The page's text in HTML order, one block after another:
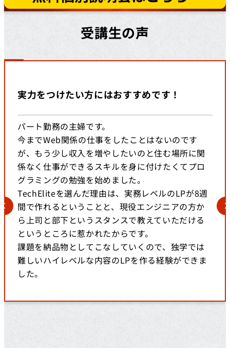
受講生の声
実力をつけたい方にはおすすめです！
パート勤務の主婦です。
今までWeb関係の仕事をしたことはないのです
が、もう少し収入を増やしたいのと住む場所に関
係なく仕事ができるスキルを身に付けたくてプロ
グラミングの勉強を始めました。
TechEliteを選んだ理由は、実務レベルのLPが8週
間で作れるということと、現役エンジニアの方か
ら上司と部下というスタンスで教えていただける
というところに惹かれたからです。
課題を納品物としてこなしていくので、独学では
難しいハイレベルな内容のLPを作る経験ができま
した。